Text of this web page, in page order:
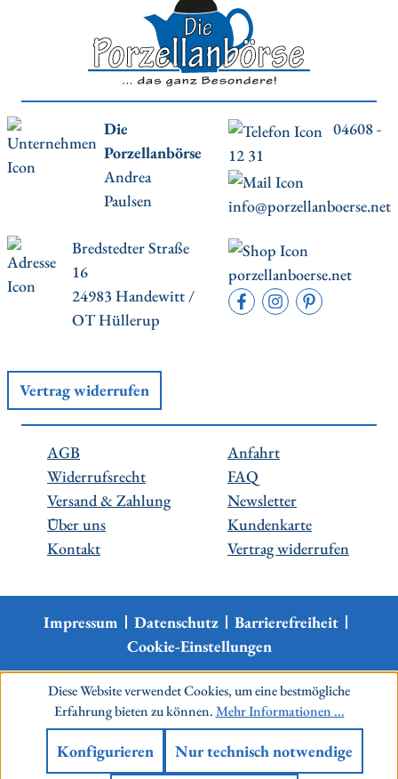
Die
Porzellanbörse
Andrea
Paulsen
04608 -
12 31
info@porzellanboerse.net
Bredstedter Straße
16
24983 Handewitt /
OT Hüllerup
porzellanboerse.net
Vertrag widerrufen
AGB
Widerrufsrecht
Versand & Zahlung
Über uns
Kontakt
Anfahrt
FAQ
Newsletter
Kundenkarte
Vertrag widerrufen
Impressum Datenschutz
Barrierefreiheit
Cookie-Einstellungen
Diese Website verwendet Cookies, um eine bestmögliche
Erfahrung bieten zu können.Mehr Informationen ...
Nur technisch notwendige
Konfigurieren